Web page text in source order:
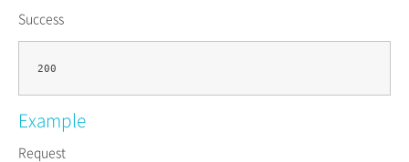
Success
Example
Request